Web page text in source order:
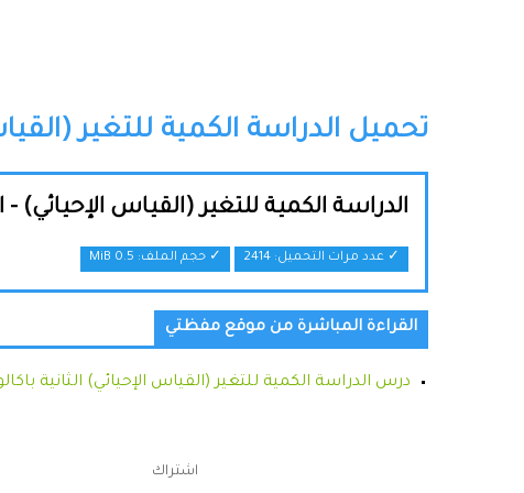
تحميل الدراسة الكمية للتغير
الدراسة الكمية للتغير (القياس الإحيائي) -
✓ عدد مرات التحميل: 2414 ✓ حجم الملف: 0.5 MiB
القراءة المباشرة من موقع مفظتي
درس الدراسة الكمية للتغير (القياس الإحيائي) الثانية
اشتراك